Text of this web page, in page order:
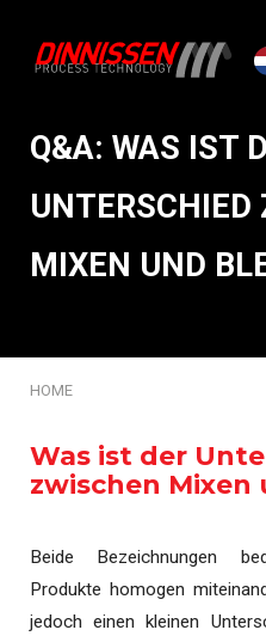
Q&A: WAS IST
UNTERSCHIED
MIXEN UND
HOME
Was ist der
zwischen Mixen
Beide Bezeichnungen
Produkte homogen
jedoch einen kleinen